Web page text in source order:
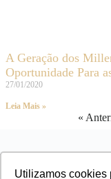
Utilizamos cookies
A Geração dos
Oportunidade Para
27/01/2020
Leia Mais »
«